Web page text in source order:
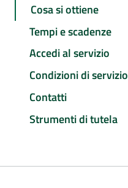
Cosa si ottiene
Tempi e scadenze
Accedi al servizio
Condizioni di servizio
Contatti
Strumenti di tutela